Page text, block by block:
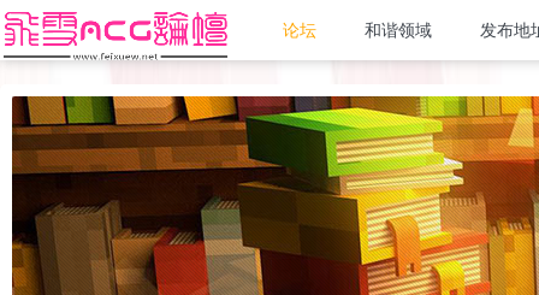
论坛 和谐领域 发布地